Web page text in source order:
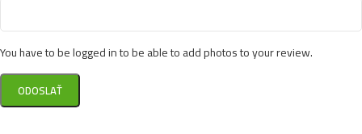
You have to be logged in to be able to add photos to your review.